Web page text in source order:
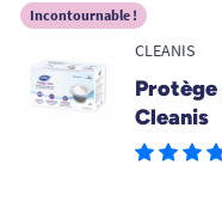
Incontournable !
CLEANIS
Protège
Cleanis